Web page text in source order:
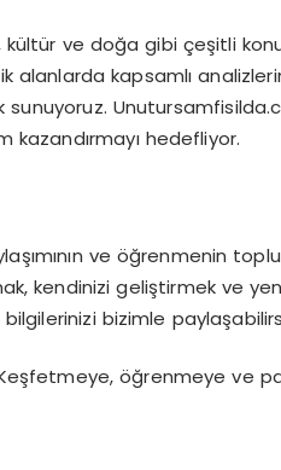
ve doğa gibi çeşitli
alanlarda kapsamlı
kazandırmayı hedefliyor.
ve öğrenmenin
kendinizi geliştirmek ve
bizimle
öğrenmeye ve